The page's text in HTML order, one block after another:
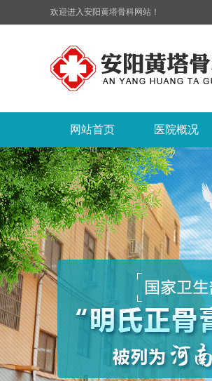
欢迎进入安阳黄塔骨科网站！
网站首页 医院概况